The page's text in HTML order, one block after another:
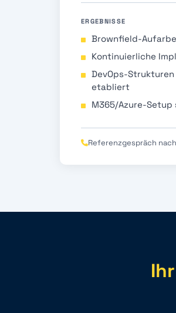
ERGEBNISSE
Brownfield-
Kontinuierliche
DevOps-
etabliert
M365/Azure-
Referenzgespräch